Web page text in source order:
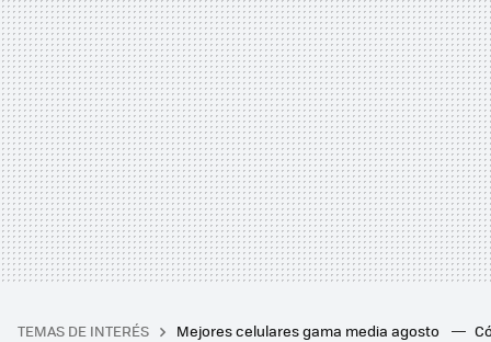
TEMAS DE INTERÉS Mejores celulares gama media agosto